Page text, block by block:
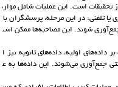
تحقیقات است. این عملیات شامل
تلفنی: در این مرحله، پرسشگران با
جمع‌آوری شوند. این مصاحبه‌ها ممکن
داده‌های اولیه، داده‌های ثانویه نیز
جمع‌آوری می‌شوند. این داده‌ها به